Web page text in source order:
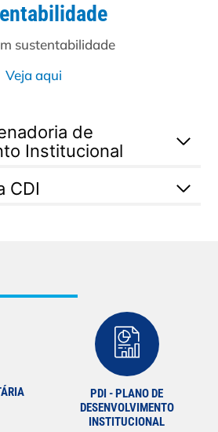
sustentabilidade
Veja aqui
de
Institucional
CDI
PDI - PLANO DE
DESENVOLVIMENTO
INSTITUCIONAL